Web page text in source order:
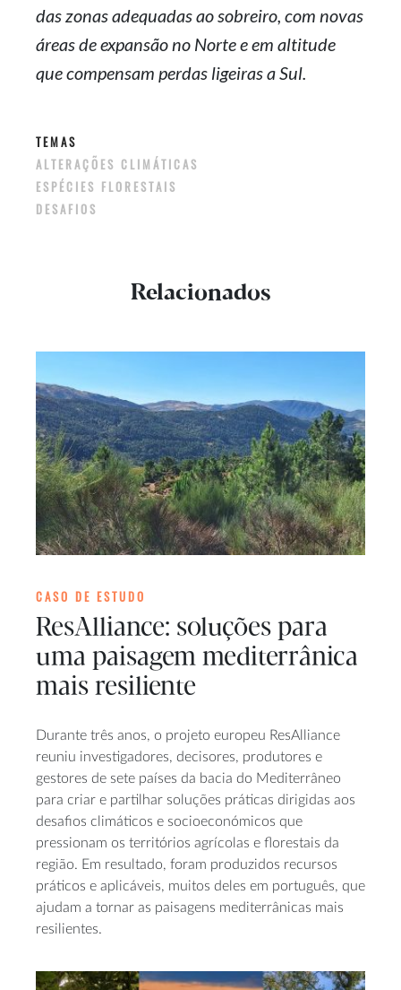
das zonas adequadas ao sobreiro, com novas
áreas de expansão no Norte e em altitude
que compensam perdas ligeiras a Sul.
TEMAS
ALTERAÇÕES CLIMÁTICAS
ESPÉCIES FLORESTAIS
DESAFIOS
Relacionados
CASO DE ESTUDO
ResAlliance: soluções para
uma paisagem mediterrânica
mais resiliente
Durante três anos, o projeto europeu ResAlliance
reuniu investigadores, decisores, produtores e
gestores de sete países da bacia do Mediterrâneo
para criar e partilhar soluções práticas dirigidas aos
desafios climáticos e socioeconómicos que
pressionam os territórios agrícolas e florestais da
região. Em resultado, foram produzidos recursos
práticos e aplicáveis, muitos deles em português, que
ajudam a tornar as paisagens mediterrânicas mais
resilientes.